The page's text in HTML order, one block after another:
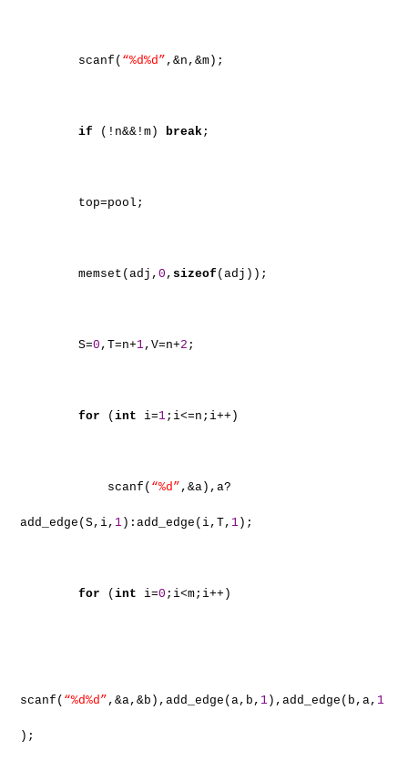
scanf( “%d%d” ,&n,&m);
if (!n&&!m) break;
top=pool;
memset(adj, 0 , sizeof (adj));
S=0 ,T=n+1,V=n+2 ;
for ( int i=1;i<=n;i++)
scanf( “%d” ,&a),a?
add_edge(S,i, 1 ):add_edge(i,T, 1 );
for ( int i=0 ;i<m;i++)
scanf( “%d%d” ,&a,&b),add_edge(a,b, 1 ),add_edge(b,a, 1
);